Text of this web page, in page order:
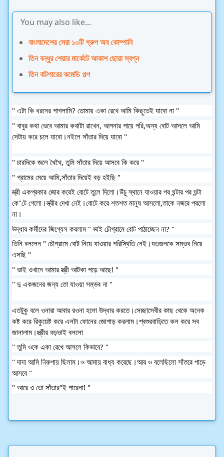
You may also like...
বাংলাদেশের সেরা ১০টি গ্রুপ অব কোম্পানি
তিন বন্ধুর শেয়ার মার্কেটে আকাশ ছোয়া স্বপ্ন
তিন বাটপারের কমেডি গল্প
" এটা কি ধরনের পাগলামি? তোমায় একা রেখে আমি কিছুতেই যাবো না "
" বাবুর কথা ভেবে আমার কথাটা রাখেন, আপনার পায়ে পরি,অন্য বোট আসলে আমি
সেটায় করে চলে যাবো।নইলে সাঁতার দিয়ে যাবো "
" চারদিকে জলে থৈথৈ, তুমি সাঁতার দিয়ে আসবে কি করে "
" গ্রামের মেয়ে আমি,সাঁতার দিয়েই বড় হইছি "
স্ত্রী একপ্রকার জোর করেই বোটে তুলে দিলো।উঁচু স্থানে যাওয়ার পর ঘন্টার পর ঘন্টা
কে"টে গেলো।স্ত্রীর দেখা নেই।বোটে করে শতশত মানুষ আসলো,তাকে নজরে পরলো
না।
উদ্ধার কর্মীদের জিগ্যেস করলাম " ভাই চৌগ্রামে বোট পাঠাচ্ছেন না? "
তিনি বললেন " চৌগ্রামে বোট নিয়ে যাওয়ার পরিস্থিতি নেই।যতজনকে সম্ভব নিয়ে
এসছি "
" ভাই ওখানে আমার স্ত্রী আটকা পড়ে আছে! "
" দু একজনের জন্য তো যাওয়া সম্ভব না "
এতটুকু বলে ওনারা আবার রওনা হলো উদ্ধার করতে।সেচ্ছাসেবীর কাছ থেকে অনেক
কষ্ট করে রিকুয়েষ্ট করে এলটা ফোনের জোগাড় করলাম।শ্বশুরবাড়িতে কল করে সব
জানালাম।স্ত্রীর বড়ভাই বললো
" তুমি ওকে একা রেখে আসলে কিভাবে? "
" দাদা আমি নিরুপায় ছিলাম।ও আমায় বাধ্য করেছে।আর ও বলেছিলো সাঁতরে পাড়ে
আসবে "
" আরে ও তো সাঁতার"ই পারেনা! "